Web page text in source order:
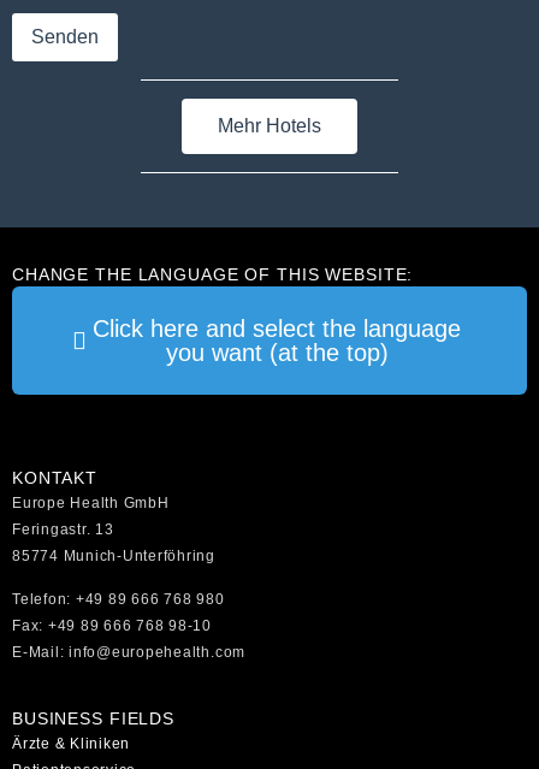
Mehr Hotels
CHANGE THE LANGUAGE OF THIS WEBSITE:
Click here and select the language
you want (at the top)
KONTAKT
Europe Health GmbH
Feringastr. 13
85774 Munich-Unterföhring
Telefon: +49 89 666 768 980
Fax: +49 89 666 768 98-10
E-Mail: info@europehealth.com
BUSINESS FIELDS
Ärzte & Kliniken